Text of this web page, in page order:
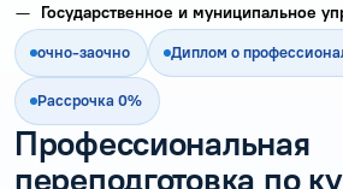
Государственное и муниципальное
очно-заочно Диплом о
Рассрочка 0%
Профессиональная
переподготовка по